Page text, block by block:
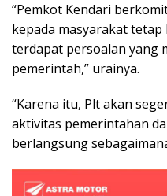
“Pemkot Kendari
kepada masyarakat
terdapat persoalan yang
pemerintah,” urainya.
“Karena itu, Plt akan
aktivitas pemerintahan
berlangsung